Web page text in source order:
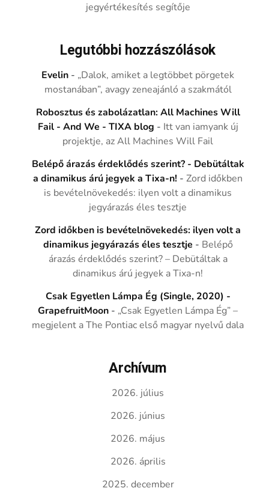
jegyértékesítés segítője
Legutóbbi hozzászólások
Evelin - „Dalok, amiket a legtöbbet pörgetek
mostanában”, avagy zeneajánló a szakmától
Robosztus és zabolázatlan: All Machines Will
Fail - And We - TIXA blog - Itt van iamyank új
projektje, az All Machines Will Fail
Belépő árazás érdeklődés szerint? - Debütáltak
a dinamikus árú jegyek a Tixa-n! -Zord időkben
is bevételnövekedés: ilyen volt a dinamikus
jegyárazás éles tesztje
Zord időkben is bevételnövekedés: ilyen volt a
dinamikus jegyárazás éles tesztje - Belépő
árazás érdeklődés szerint? – Debütáltak a
dinamikus árú jegyek a Tixa-n!
Csak Egyetlen Lámpa Ég (Single, 2020) -
GrapefruitMoon - „Csak Egyetlen Lámpa Ég” –
megjelent a The Pontiac első magyar nyelvű dala
Archívum
2026. július
2026. június
2026. május
2026. április
2025. december